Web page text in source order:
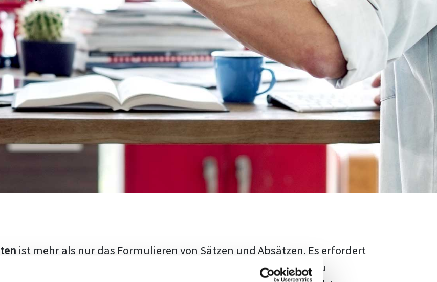
ist mehr als nur das Formulieren von Sätzen und Absätzen. Es erfordert
und die Fähigkeit, den aktuellen Forschungsstand adäquat zu